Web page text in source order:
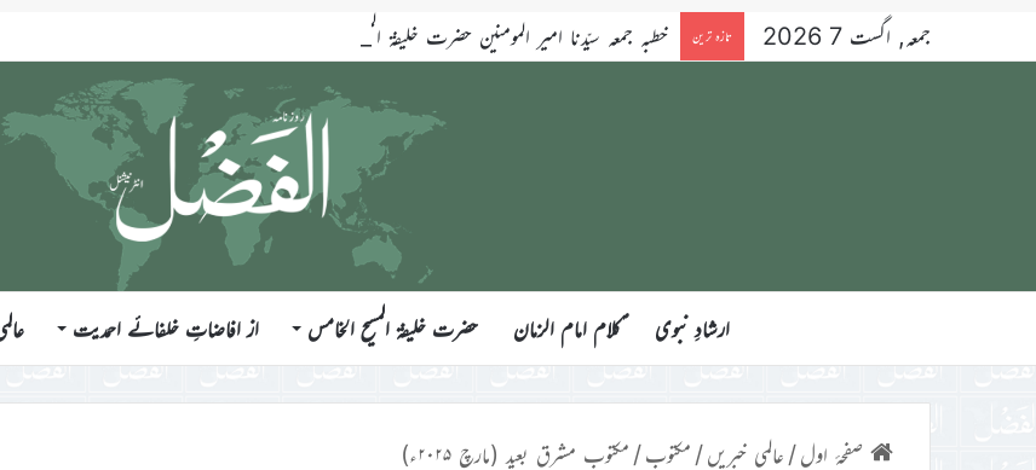
جمعہ, اگست 7 2026 تازہ ترین خطبہ جمعہ سیّدنا امیر المومنین حضرت خلیفۃ المسیح الخامس ایّدہ اللہ تعالیٰ بنصرہ العزیز فرمودہ 17؍جولائی 2026ء
ارشادِ نبوی ؑکلام امام الزمان حضرت خلیفۃ المسیح الخامس از افاضاتِ خلفائے احمدیت
صفحۂ اول/ عالمی خبریں/ مکتوب/ مکتوب مشرق بعید (مارچ ۲۰۲۵ء)